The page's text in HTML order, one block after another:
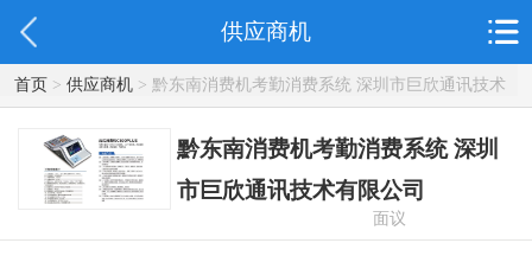
供应商机
首页> 供应商机> 黔东南消费机考勤消费系统 深圳市巨欣通讯技术
有限公司
黔东南消费机考勤消费系统 深圳
市巨欣通讯技术有限公司
面议